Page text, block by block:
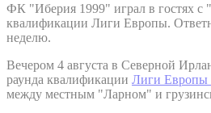
ФК "Иберия 1999" играл в гостях с
квалификации Лиги Европы.
неделю.
Вечером 4 августа в Северной
раунда квалификации Лиги
между местным "Ларном" и